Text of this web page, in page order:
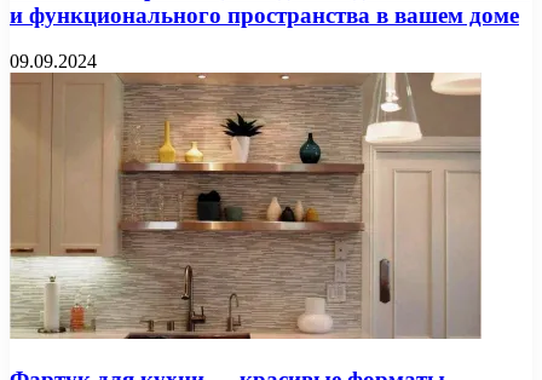
и функционального пространства в вашем доме
09.09.2024